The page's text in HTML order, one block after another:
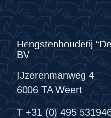
Hengstenhouderij
BV
IJzerenmanweg 4
6006 TA Weert
T +31 (0) 495